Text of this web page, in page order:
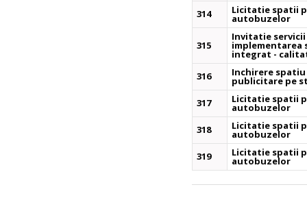
314
Licitatie spatii
autobuzelor
315
Invitatie
implementarea
integrat -
316
Inchirere
publicitare pe
317
Licitatie spatii
autobuzelor
318
Licitatie spatii
autobuzelor
319
Licitatie spatii
autobuzelor